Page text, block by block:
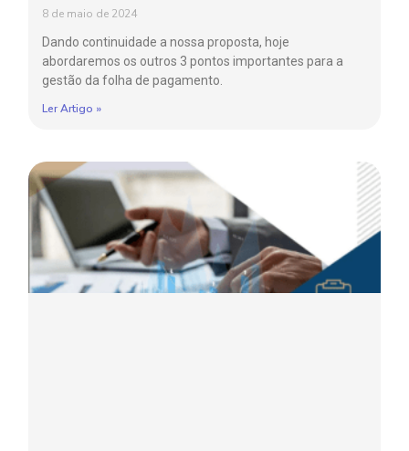
8 de maio de 2024
Dando continuidade a nossa proposta, hoje
abordaremos os outros 3 pontos importantes para a
gestão da folha de pagamento.
Ler Artigo »